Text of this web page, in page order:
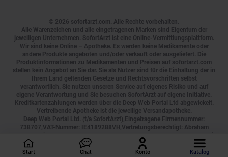
Start Chat Konto Katalog
© 2026 sofortarzt.com. Alle Rechte vorbehalten.
Alle Warenzeichen und alle eingetragenen Marken sind Eigentum der
jeweiligen Unternehmen. SofortArzt ist eine Online-Vermittlungsplattform.
Wir sind keine Online – Apotheke. Es werden keine Medikamente oder
andere Produkte angeboten und/oder verkauft oder ausgeliefert. Die
Produktinformationen zu Medikamenten und Preisen auf sofortarzt.com
stellen kein Angebot an Sie dar. Sie als Nutzer sind für die Einhaltung der in
Ihrem Land geltenden Gesetze und Rechtsvorschriften selbst
verantwortlich. Sie nutzen unseren Service auf eigenes Risiko und auf
eigene Verantwortung und Sie besuchen SofortArzt auf eigene Initiative.
Kreditkartenzahlungen werden über die Deep Web Portal Ltd abgewickelt.
Vertreibende Apotheke ist die jeweilige Versandapotheke.
Deep Web Portal Ltd. (t/a SofortArzt),Eingetragene Firmennummer:
738707,VAT-Nummer: IE4189288VH,Vertretungsberechtigt: Abraham
Goldman,Firmenname: Deep Web Portal Ltd.,Adresse: 5th Floor, 40 Mespil
Road, Ireland, D04 C2N4, Tel.:
0800 000 2755, E-Mail: [email protected]
Geschäftszeiten: Montag bis Sonntag, durchgehend von 00:00 bis 24:00